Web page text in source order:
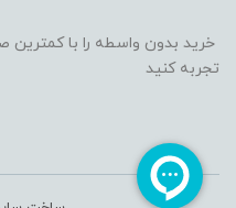
خرید بدون واسطه را با
تجربه کنید